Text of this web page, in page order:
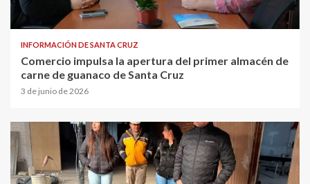
INFORMACIÓN DE SANTA CRUZ
Comercio impulsa la apertura del primer almacén de
carne de guanaco de Santa Cruz
3 de junio de 2026